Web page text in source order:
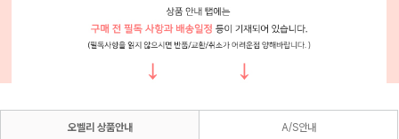
오벨리 상품안내 A/S안내